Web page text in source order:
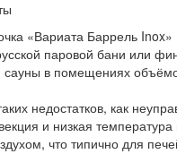
«Вариата Баррель
паровой бани или
сауны в помещениях
недостатков, как
и низкая
что типично для